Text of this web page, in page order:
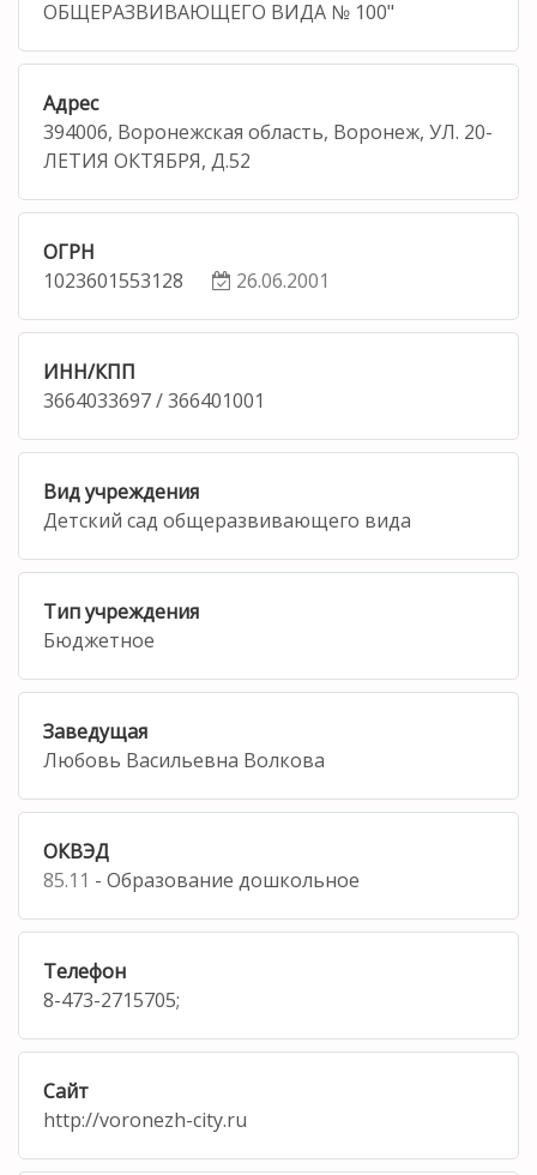
ОБЩЕРАЗВИВАЮЩЕГО ВИДА № 100"
Адрес
394006, Воронежская область, Воронеж, УЛ. 20-
ЛЕТИЯ ОКТЯБРЯ, Д.52
ОГРН
1023601553128
26.06.2001
ИНН/КПП
3664033697 / 366401001
Вид учреждения
Детский сад общеразвивающего вида
Тип учреждения
Бюджетное
Заведущая
Любовь Васильевна Волкова
ОКВЭД
85.11 - Образование дошкольное
Телефон
8-473-2715705;
Сайт
http://voronezh-city.ru